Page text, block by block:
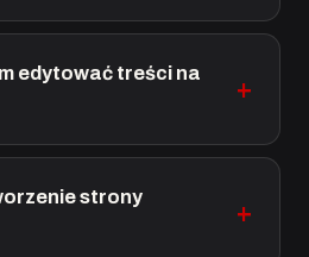
edytować treści na
strony